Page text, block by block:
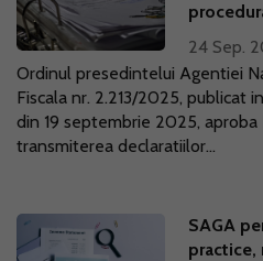
24 Sep.
Ordinul presedintelui Agentiei
Fiscala nr. 2.213/2025, publicat
din 19 septembrie 2025, aproba
transmiterea declaratiilor...
SAGA
practice,